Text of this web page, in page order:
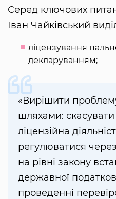
Серед ключових
Іван Чайківський
ліцензування
декларуванням;
«Вирішити
шляхами: скасувати
ліцензійна
регулюватися
на рівні закону
державної
проведенні